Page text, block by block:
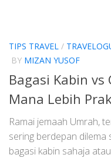
TIPS TRAVEL /
BY MIZAN YUSOF
Bagasi Kabin
Mana Lebih
Ramai jemaah Umrah,
sering berdepan dilema
bagasi kabin sahaja